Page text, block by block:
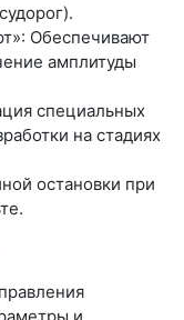
Обеспечивают
амплитуды
специальных
на стадиях
остановки при
и